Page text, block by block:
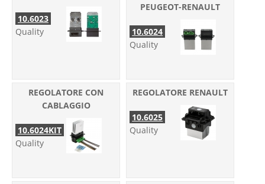
10.6023
Quality
PEUGEOT-RENAULT
10.6024
Quality
REGOLATORE CON
CABLAGGIO
10.6024KIT
Quality
REGOLATORE RENAULT
10.6025
Quality